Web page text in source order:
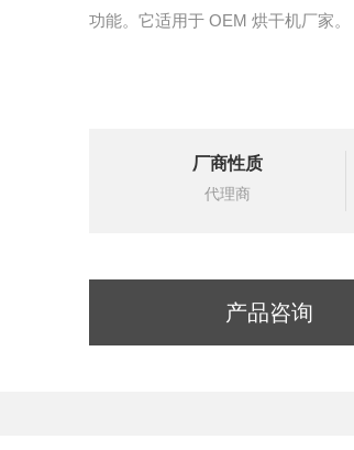
功能。它适用于 OEM 烘干机厂家。
厂商性质
代理商
产品咨询